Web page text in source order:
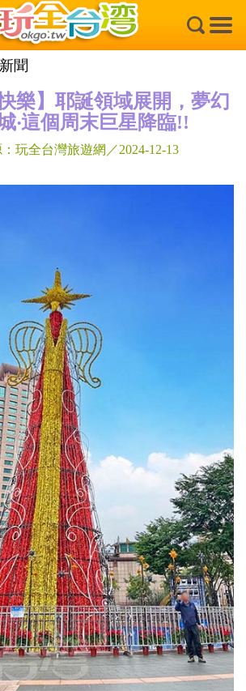
×
聞
快樂】耶誕領域展開，夢幻
‧這個周末巨星降臨!!
玩全台灣旅遊網／2024-12-13